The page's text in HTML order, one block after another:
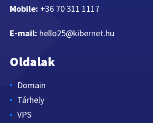
Mobile: +36 70 311 1117
E-mail: hello25@kibernet.hu
Oldalak
Domain
Tárhely
VPS